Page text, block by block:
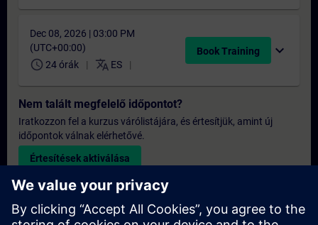
Dec 08, 2026 | 03:00 PM
(UTC+00:00)
schedule 24 órák translate ES
Book Training expand_more
Nem talált megfelelő időpontot?
Iratkozzon fel a kurzus várólistájára, és értesítjük, amint új
időpontok válnak elérhetővé.
Értesítések aktiválása
Egyedi árajánlat